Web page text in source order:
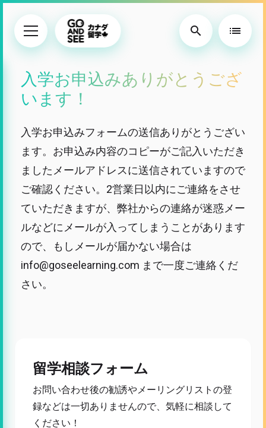
search list
入学お申込みありがとうござ
います！
入学お申込みフォームの送信ありがとうござい
ます。お申込み内容のコピーがご記入いただき
ましたメールアドレスに送信されていますので
ご確認ください。2営業日以内にご連絡をさせ
ていただきますが、弊社からの連絡が迷惑メー
ルなどにメールが入ってしまうことがあります
ので、もしメールが届かない場合は
info@goseelearning.com まで一度ご連絡くだ
さい。
留学相談フォーム
お問い合わせ後の勧誘やメーリングリストの登
録などは一切ありませんので、気軽に相談して
ください！